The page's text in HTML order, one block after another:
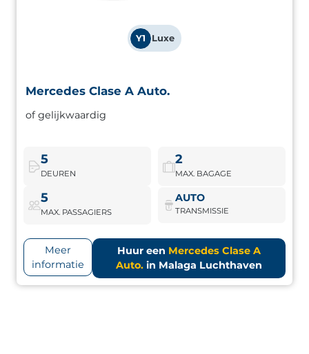
Y1 Luxe
Mercedes Clase A Auto.
of gelijkwaardig
5
DEUREN
2
MAX. BAGAGE
5
MAX. PASSAGIERS
AUTO
TRANSMISSIE
Meer
informatie
Huur een Mercedes Clase A
Auto.in Malaga Luchthaven
Mercedes Clase A Auto.
Automatische compacte Mercedes, ontworpen voor wie
Boek nu
Mercedes Clase A Auto.